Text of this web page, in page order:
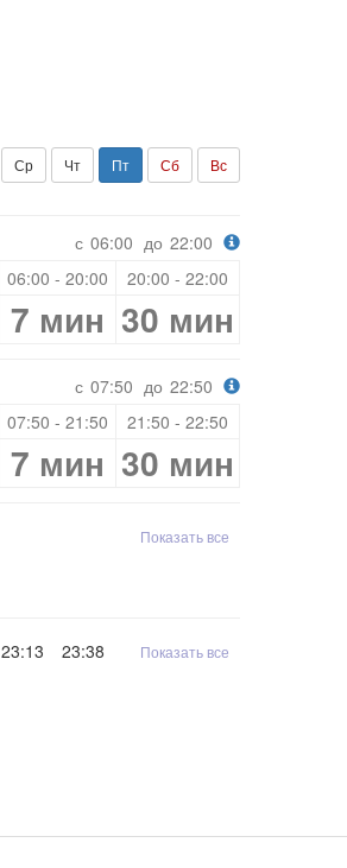
Ср Чт Пт Сб Вс
с 06:00 до 22:00
06:00 - 20:00
20:00 - 22:00
7 мин 30 мин
с 07:50 до 22:50
07:50 - 21:50
21:50 - 22:50
7 мин 30 мин
Показать все
23:13 23:38 Показать все